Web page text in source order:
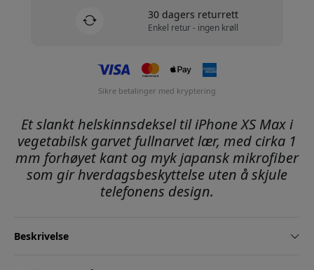
30 dagers returrett
Enkel retur - ingen krøll
Sikre betalinger med kryptering
Et slankt helskinnsdeksel til iPhone XS Max i
vegetabilsk garvet fullnarvet lær, med cirka 1
mm forhøyet kant og myk japansk mikrofiber
som gir hverdagsbeskyttelse uten å skjule
telefonens design.
Beskrivelse